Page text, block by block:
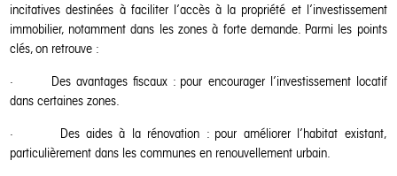
incitatives destinées à faciliter l’accès à la propriété et l’investissement
immobilier, notamment dans les zones à forte demande. Parmi les points
clés, on retrouve :
· Des avantages fiscaux : pour encourager l’investissement locatif
dans certaines zones.
· Des aides à la rénovation : pour améliorer l’habitat existant,
particulièrement dans les communes en renouvellement urbain.